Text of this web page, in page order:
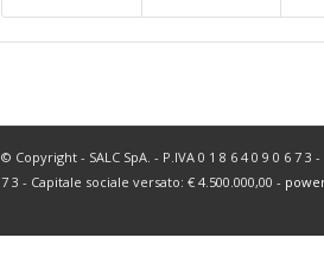
© Copyright - SALC SpA. - P.IVA 0 1 8 6 4 0 9 0 6 7
7 3 - Capitale sociale versato: € 4.500.000,00 -